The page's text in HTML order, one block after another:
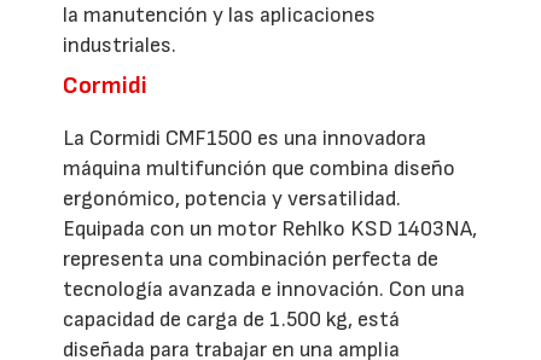
la manutención y las aplicaciones
industriales.
Cormidi
La Cormidi CMF1500 es una innovadora
máquina multifunción que combina diseño
ergonómico, potencia y versatilidad.
Equipada con un motor Rehlko KSD 1403NA,
representa una combinación perfecta de
tecnología avanzada e innovación. Con una
capacidad de carga de 1.500 kg, está
diseñada para trabajar en una amplia